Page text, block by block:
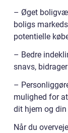
– Øget
boligs
potentielle
– Bedre
snavs,
–
mulighed for
dit hjem og din
Når du